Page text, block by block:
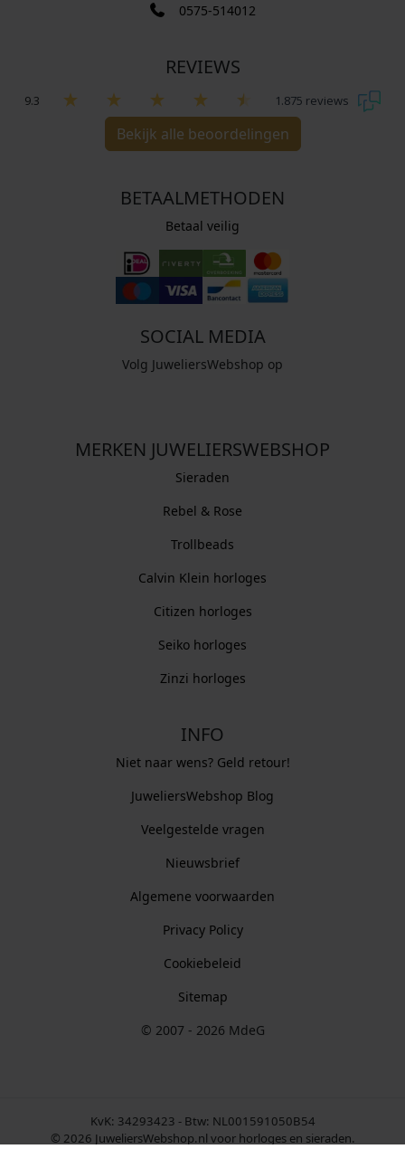
0575-514012
REVIEWS
9.3 1.875 reviews
Bekijk alle beoordelingen
BETAALMETHODEN
Betaal veilig
SOCIAL MEDIA
Volg JuweliersWebshop op
MERKEN JUWELIERSWEBSHOP
Sieraden
Rebel & Rose
Trollbeads
Calvin Klein horloges
Citizen horloges
Seiko horloges
Zinzi horloges
INFO
Niet naar wens? Geld retour!
JuweliersWebshop Blog
Veelgestelde vragen
Nieuwsbrief
Algemene voorwaarden
Privacy Policy
Cookiebeleid
Sitemap
© 2007 - 2026 MdeG
KvK: 34293423 - Btw: NL001591050B54
© 2026 JuweliersWebshop.nl voor horloges en sieraden.